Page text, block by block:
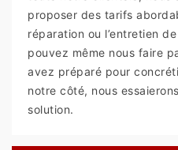
proposer des tarifs
réparation ou l’entretien
pouvez même nous faire
avez préparé pour
notre côté, nous
solution.